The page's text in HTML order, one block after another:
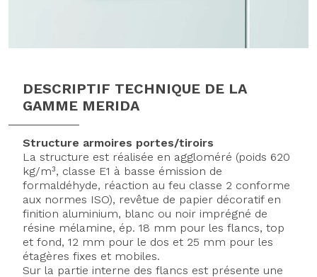
DESCRIPTIF TECHNIQUE DE LA
GAMME MERIDA
Structure armoires portes/tiroirs
La structure est réalisée en aggloméré (poids 620
kg/m³, classe E1 à basse émission de
formaldéhyde, réaction au feu classe 2 conforme
aux normes ISO), revêtue de papier décoratif en
finition aluminium, blanc ou noir imprégné de
résine mélamine, ép. 18 mm pour les flancs, top
et fond, 12 mm pour le dos et 25 mm pour les
étagères fixes et mobiles.
Sur la partie interne des flancs est présente une